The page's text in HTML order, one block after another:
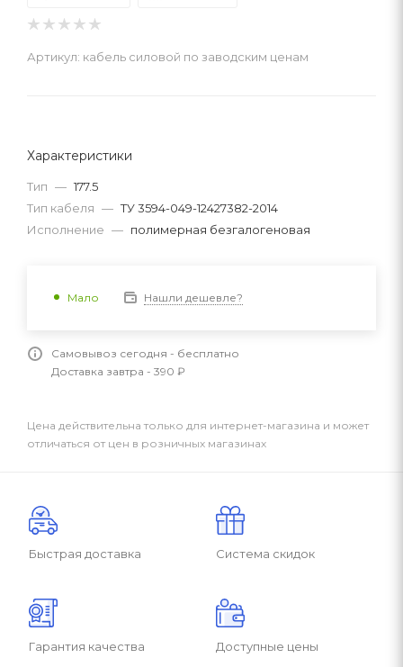
Артикул: кабель силовой по заводским ценам
Характеристики
Тип — 177.5
Тип кабеля — ТУ 3594-049-12427382-2014
Исполнение — полимерная безгалогеновая
Мало Нашли дешевле?
Самовывоз сегодня - бесплатно
Доставка завтра - 390 ₽
Цена действительна только для интернет-магазина и может
отличаться от цен в розничных магазинах
Быстрая доставка Система скидок
Гарантия качества Доступные цены